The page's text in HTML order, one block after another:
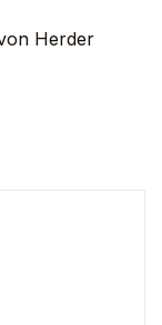
Herder